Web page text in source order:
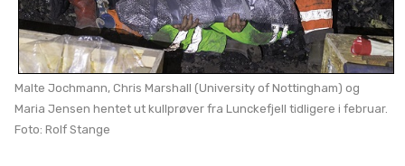
Malte Jochmann, Chris Marshall (University of Nottingham) og
Maria Jensen hentet ut kullprøver fra Lunckefjell tidligere i februar.
Foto: Rolf Stange